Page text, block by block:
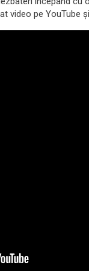
video pe YouTube